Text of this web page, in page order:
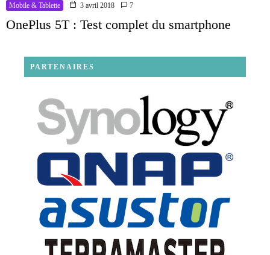
Mobile & Tablette 3 avril 2018 7
OnePlus 5T : Test complet du smartphone
PARTENAIRES